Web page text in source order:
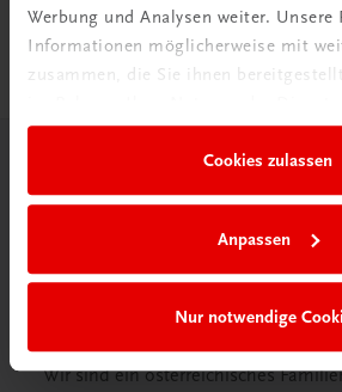
Werbung und Analysen weiter. Unsere
Informationen möglicherweise mit
zusammen, die Sie ihnen
Cookies zulassen
Anpassen
Nur notwendige
Jetzt anmelden
Wir sind ein österreichisches